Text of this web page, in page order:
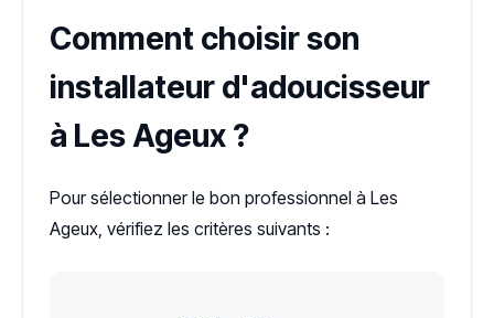
Comment choisir son
installateur d'adoucisseur
à Les Ageux ?
Pour sélectionner le bon professionnel à Les
Ageux, vérifiez les critères suivants :